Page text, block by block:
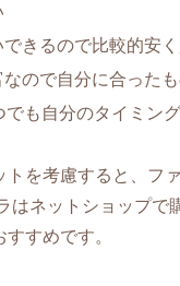
できるので比較的安
ので自分に合った
でも自分のタイミン
トを考慮すると、フ
はネットショップで
すめです。